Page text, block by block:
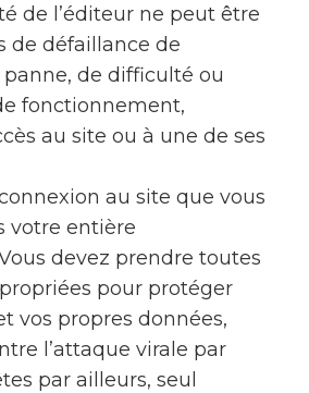
de l’éditeur ne peut être
de défaillance de
panne, de difficulté ou
fonctionnement,
au site ou à une de ses
au site que vous
votre entière
devez prendre toutes
pour protéger
vos propres données,
l’attaque virale par
par ailleurs, seul